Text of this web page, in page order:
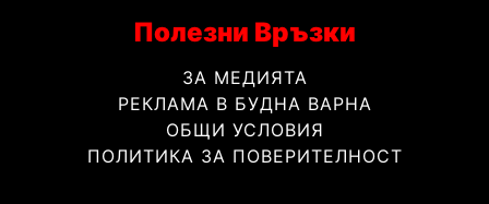
Полезни Връзки
ЗА МЕДИЯТА
РЕКЛАМА В БУДНА ВАРНА
ОБЩИ УСЛОВИЯ
ПОЛИТИКА ЗА ПОВЕРИТЕЛНОСТ